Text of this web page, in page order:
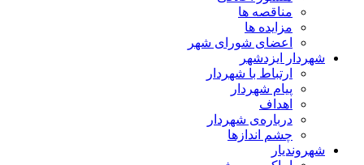
مناقصه ها
مزایده ها
اعضای شورای شهر
شهردار ایزدشهر
ارتباط با شهردار
پیام شهردار
اهداف
درباره‌ی شهردار
چشم اندازها
شهروندیار